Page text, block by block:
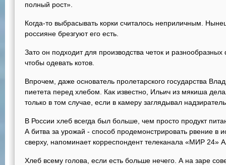
полный рост».
Когда-то выбрасывать корки считалось неприличным.
россияне брезгуют его есть.
Зато он подходит для производства четок и
чтобы одевать котов.
Впрочем, даже основатель пролетарского государства
пиетета перед хлебом. Как известно, Ильич из мякиша
только в том случае, если в камеру заглядывал
В России хлеб всегда был больше, чем просто продукт
А битва за урожай - способ продемонстрировать рвение в
сверху, напоминает корреспондент телеканала «МИР 24»
Хлеб всему голова, если есть больше нечего. А на заре